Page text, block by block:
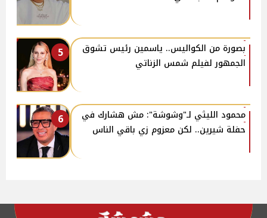
5
بصورة من الكواليس.. ياسمين رئيس تشوق
الجمهور لفيلم شمس الزناتي
6
محمود الليثي لـ"وشوشة": مش هشارك في
حفلة شيرين.. لكن معزوم زي باقي الناس